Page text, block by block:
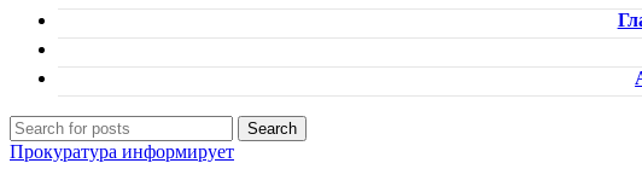
Search
Прокуратура информирует